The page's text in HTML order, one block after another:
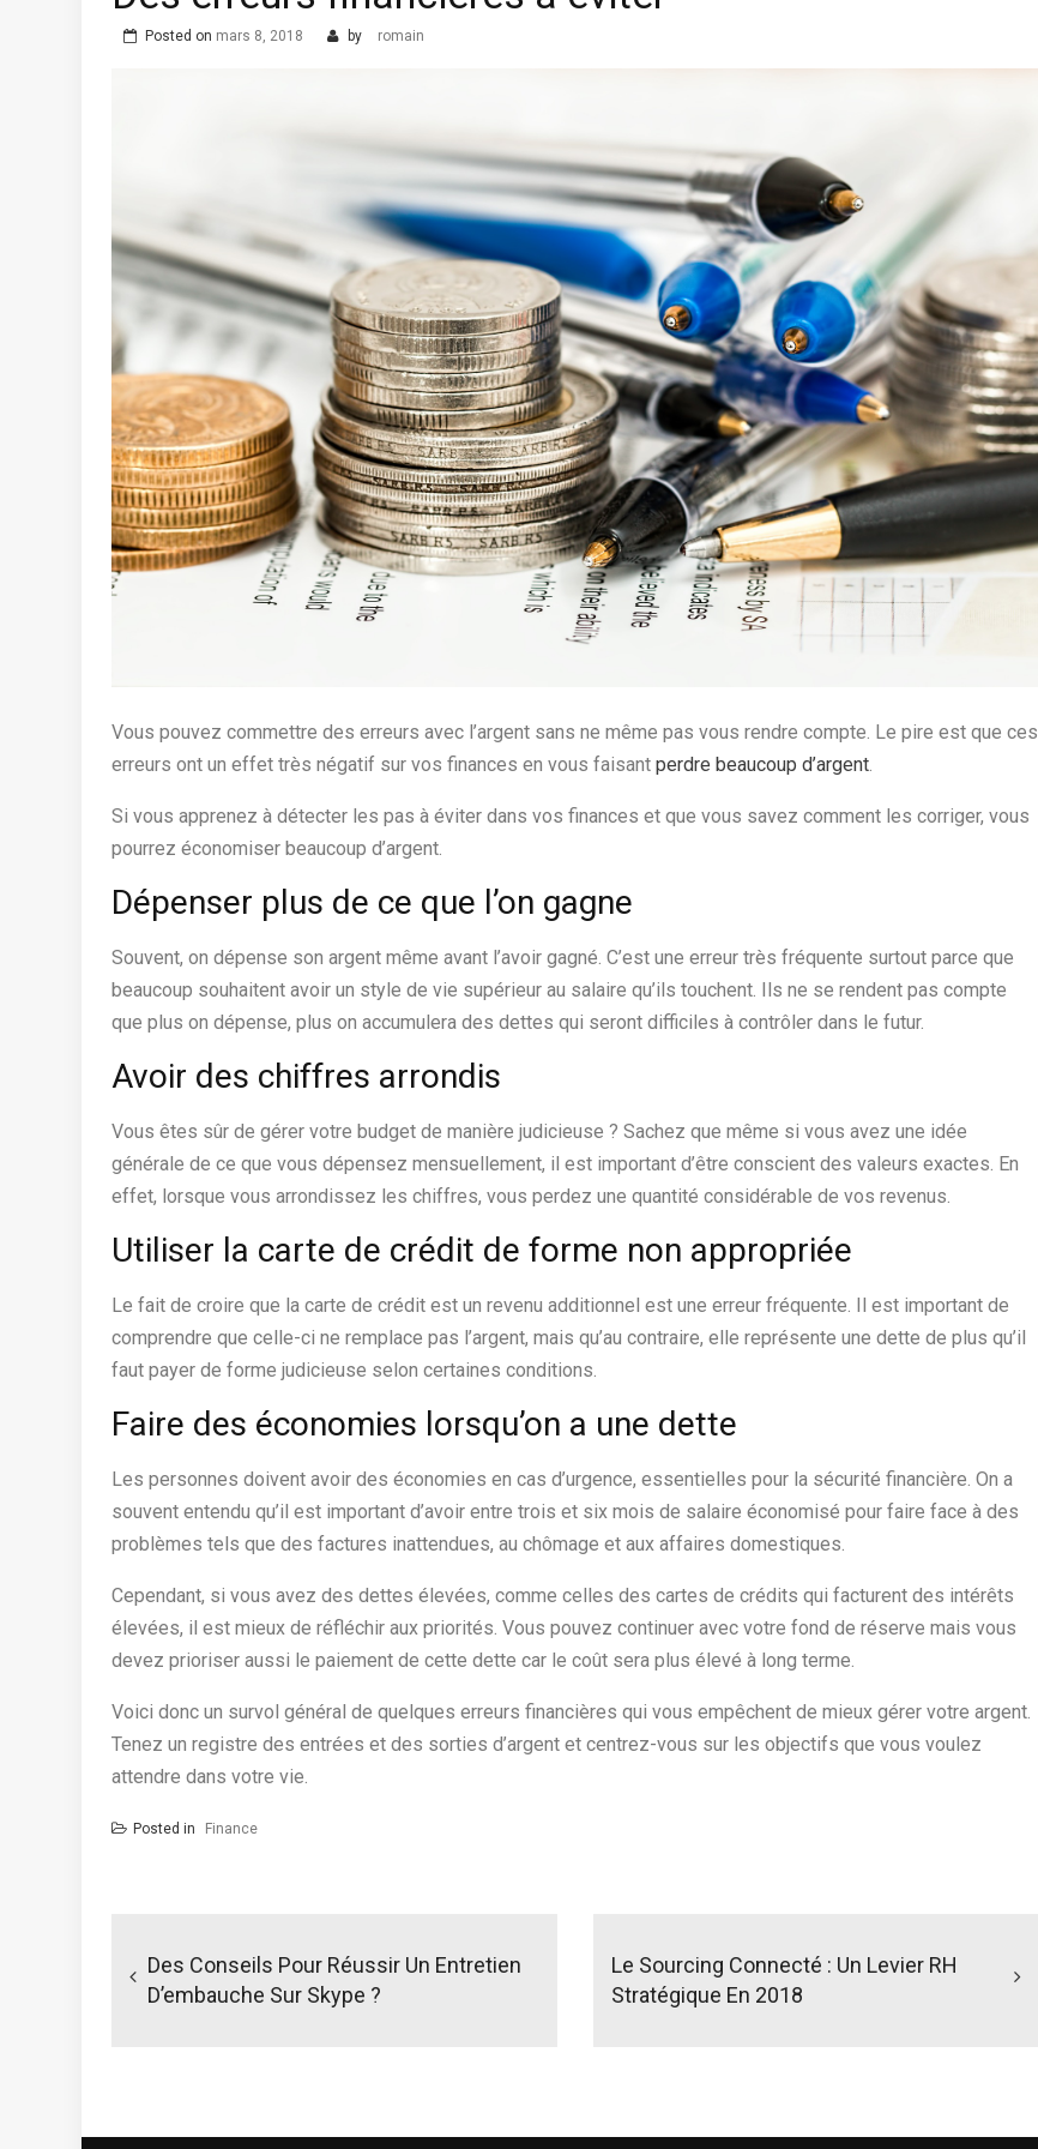
Posted on mars 8, 2018 by romain
Vous pouvez commettre des erreurs avec l’argent sans ne même pas vous rendre compte. Le pire est que ces
erreurs ont un effet très négatif sur vos finances en vous faisant perdre beaucoup d’argent.
Si vous apprenez à détecter les pas à éviter dans vos finances et que vous savez comment les corriger, vous
pourrez économiser beaucoup d’argent.
Dépenser plus de ce que l’on gagne
Souvent, on dépense son argent même avant l’avoir gagné. C’est une erreur très fréquente surtout parce que
beaucoup souhaitent avoir un style de vie supérieur au salaire qu’ils touchent. Ils ne se rendent pas compte
que plus on dépense, plus on accumulera des dettes qui seront difficiles à contrôler dans le futur.
Avoir des chiffres arrondis
Vous êtes sûr de gérer votre budget de manière judicieuse ? Sachez que même si vous avez une idée
générale de ce que vous dépensez mensuellement, il est important d’être conscient des valeurs exactes. En
effet, lorsque vous arrondissez les chiffres, vous perdez une quantité considérable de vos revenus.
Utiliser la carte de crédit de forme non appropriée
Le fait de croire que la carte de crédit est un revenu additionnel est une erreur fréquente. Il est important de
comprendre que celle-ci ne remplace pas l’argent, mais qu’au contraire, elle représente une dette de plus qu’il
faut payer de forme judicieuse selon certaines conditions.
Faire des économies lorsqu’on a une dette
Les personnes doivent avoir des économies en cas d’urgence, essentielles pour la sécurité financière. On a
souvent entendu qu’il est important d’avoir entre trois et six mois de salaire économisé pour faire face à des
problèmes tels que des factures inattendues, au chômage et aux affaires domestiques.
Cependant, si vous avez des dettes élevées, comme celles des cartes de crédits qui facturent des intérêts
élevées, il est mieux de réfléchir aux priorités. Vous pouvez continuer avec votre fond de réserve mais vous
devez prioriser aussi le paiement de cette dette car le coût sera plus élevé à long terme.
Voici donc un survol général de quelques erreurs financières qui vous empêchent de mieux gérer votre argent.
Tenez un registre des entrées et des sorties d’argent et centrez-vous sur les objectifs que vous voulez
attendre dans votre vie.
Posted in Finance
Des Conseils Pour Réussir Un Entretien
D’embauche Sur Skype ?
Le Sourcing Connecté : Un Levier RH
Stratégique En 2018